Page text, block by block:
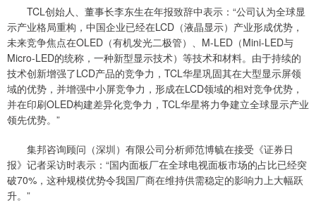
TCL创始人、董事长李东生在年报致辞中表示：“公司认为全球显
示产业格局重构，中国企业已经在LCD（液晶显示）产业形成优势，
未来竞争焦点在OLED（有机发光二极管）、M-LED（Mini-LED与
Micro-LED的统称，一种新型显示技术）等技术和材料。由于持续的
技术创新增强了LCD产品的竞争力，TCL华星巩固其在大型显示屏领
域的优势，并增强中小屏竞争力，形成在LCD领域的相对竞争优势，
并在印刷OLED构建差异化竞争力，TCL华星将力争建立全球显示产业
领先优势。”
集邦咨询顾问（深圳）有限公司分析师范博毓在接受《证券日
报》记者采访时表示：“国内面板厂在全球电视面板市场的占比已经突
破70%，这种规模优势令我国厂商在维持供需稳定的影响力上大幅跃
升。”